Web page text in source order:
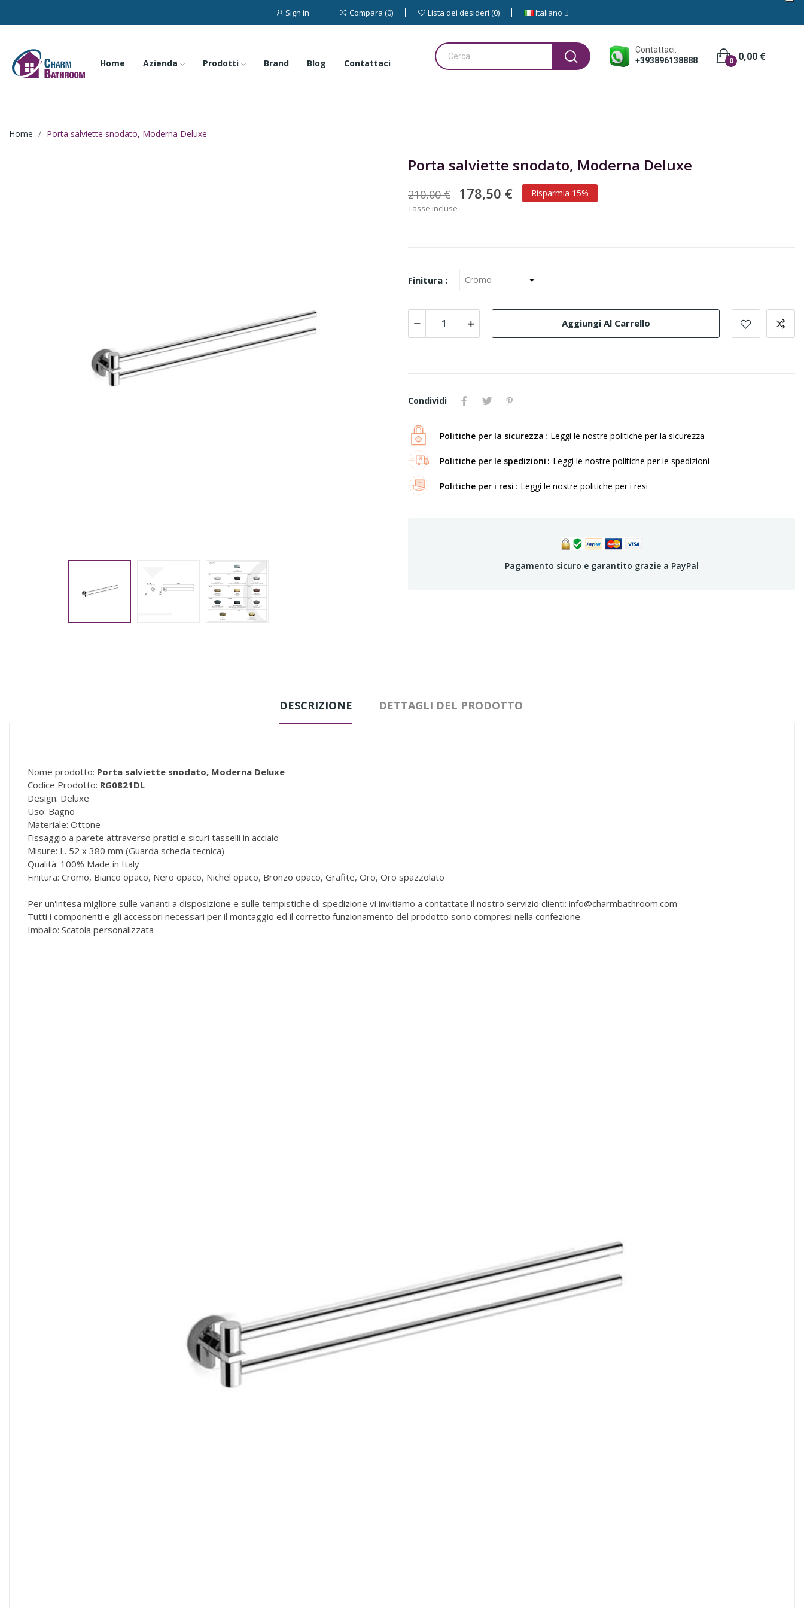
Sign in Compara 0 Lista dei desideri 0 Italiano
Home Azienda Prodotti Brand Blog Contattaci
Contattaci:
+393896138888
0,00 €
0
Home Porta salviette snodato, Moderna Deluxe
Porta salviette snodato, Moderna Deluxe
210,00 € 178,50 € Risparmia 15%
Tasse incluse
Finitura :
Aggiungi Al Carrello
Condividi
Politiche per la sicurezza Leggi le nostre politiche per la sicurezza
Politiche per le spedizioni Leggi le nostre politiche per le spedizioni
Politiche per i resi Leggi le nostre politiche per i resi
Pagamento sicuro e garantito grazie a PayPal
DESCRIZIONE DETTAGLI DEL PRODOTTO
Nome prodotto: Porta salviette snodato, Moderna Deluxe
Codice Prodotto: RG0821DL
Design: Deluxe
Uso: Bagno
Materiale: Ottone
Fissaggio a parete attraverso pratici e sicuri tasselli in acciaio
Misure: L. 52 x 380 mm (Guarda scheda tecnica)
Qualità: 100% Made in Italy
Finitura: Cromo, Bianco opaco, Nero opaco, Nichel opaco, Bronzo opaco, Grafite, Oro, Oro spazzolato
Per un'intesa migliore sulle varianti a disposizione e sulle tempistiche di spedizione vi invitiamo a contattate il nostro servizio clienti: info@charmbathroom.com
Tutti i componenti e gli accessori necessari per il montaggio ed il corretto funzionamento del prodotto sono compresi nella confezione.
Imballo: Scatola personalizzata